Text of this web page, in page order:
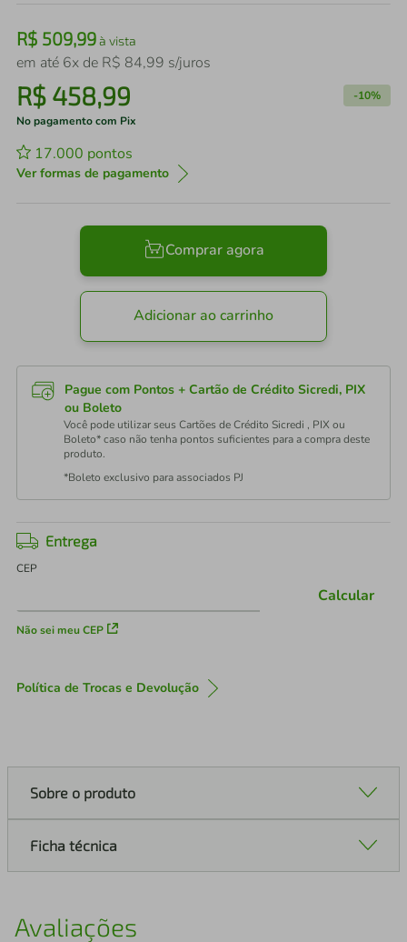
R$ 509,99à vista
em até 6x de R$ 84,99 s/juros
R$ 458,99 -10%
No pagamento com Pix
17.000 pontos
Ver formas de pagamento
Comprar agora
Adicionar ao carrinho
Pague com Pontos + Cartão de Crédito Sicredi, PIX
ou Boleto
Você pode utilizar seus Cartões de Crédito Sicredi , PIX ou
Boleto* caso não tenha pontos suficientes para a compra deste
produto.
*Boleto exclusivo para associados PJ
Entrega
CEP
Não sei meu CEP
Calcular
Política de Trocas e Devolução
Sobre o produto
Ficha técnica
Avaliações